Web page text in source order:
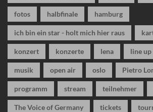
fotos halbfinale hamburg
ich bin ein star - holt mich hier raus
konzert konzerte lena line up
musik open air oslo Pietro
programm stream teilnehmer
The Voice of Germany tickets